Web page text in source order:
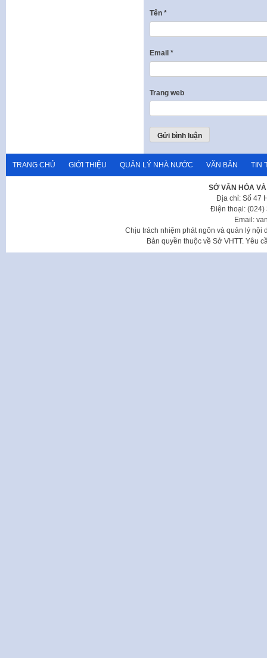
Tên *
Email *
Trang web
TRANG CHỦ GIỚI THIỆU QUẢN LÝ NHÀ NƯỚC VĂN BẢN TIN
SỞ VĂN HÓA
Địa chỉ: Số 47
Điện thoại: (024)
Email:
Chịu trách nhiệm phát ngôn và quản lý nội
Bản quyền thuộc về Sở VHTT. Yêu